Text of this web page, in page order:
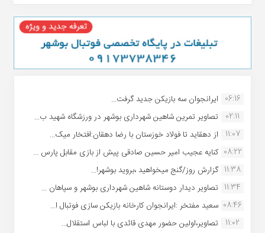
06:16 ایرانجوان سه بازیکن جدید گرفت...
02:11
تصاویر تمرین شاهین شهردارى بوشهر در ورزشگاه شهید ب...
11:07
از دهقاید تا فولاد خوزستان با رضا دهقان:افتخار میک...
08:22 کنایه عجیب امیر حسین صادقی پیش از بازی مقابل پارس ...
11:38 گزارش روز/گنج میخواهید ،بروید بوشهر!...
11:34 تصاویر دیدار دوستانه شاهین شهردارى بوشهر و سپاهان ...
08:46 سعید مفتخر :ایرانجوان کارخانه بازیکن سازی فوتبال ا...
11:02
تصاویر،اولین حضور مهدی قائدی با لباس استقلال...